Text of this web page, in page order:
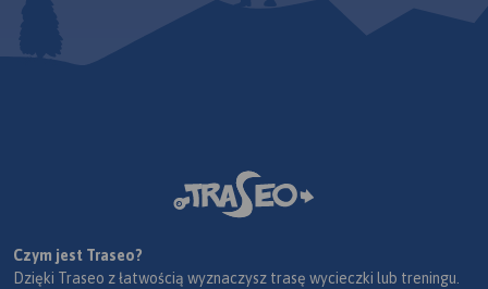
Czym jest Traseo?
Dzięki Traseo z łatwością wyznaczysz trasę wycieczki lub treningu.